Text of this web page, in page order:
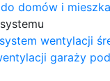
domów i
system wentylacji
garaży